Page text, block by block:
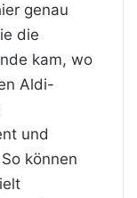
genau
die
kam, wo
Aldi-
und
können